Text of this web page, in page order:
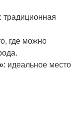
: традиционная
где можно
: идеальное место